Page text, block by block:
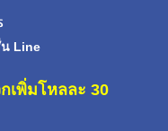
Line
เพิ่มโหลละ 30